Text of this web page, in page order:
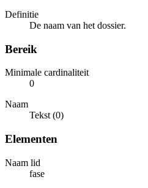
Definitie
De naam van het dossier.
Bereik
Minimale cardinaliteit
0
Naam
Tekst (0)
Elementen
Naam lid
fase